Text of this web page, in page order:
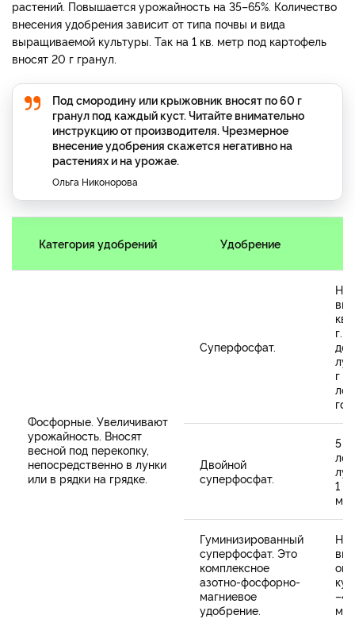
растений. Повышается урожайность на 35–65%. Количество
внесения удобрения зависит от типа почвы и вида
выращиваемой культуры. Так на 1 кв. метр под картофель
вносят 20 г гранул.
Под смородину или крыжовник вносят по 60 г
гранул под каждый куст. Читайте внимательно
инструкцию от производителя. Чрезмерное
внесение удобрения скажется негативно на
растениях и на урожае.
Ольга Никонорова
Категория удобрений Удобрение
Фосфорные. Увеличивают
урожайность. Вносят
весной под перекопку,
непосредственно в лунки
или в рядки на грядке.
Суперфосфат.
г.
г
Двойной
суперфосфат.
5 г
1
Гуминизированный
суперфосфат. Это
комплексное
азотно-фосфорно-
магниевое
удобрение.